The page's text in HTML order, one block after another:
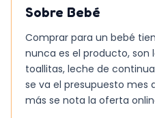
Sobre Bebé
Comprar para un bebé
nunca es el producto, son
toallitas, leche de
se va el presupuesto mes
más se nota la oferta